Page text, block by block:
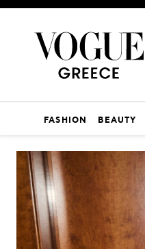
FASHION BEAUTY